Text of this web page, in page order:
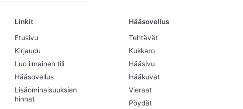
Linkit
Etusivu
Kirjaudu
Luo ilmainen tili
Hääsovellus
Lisäominaisuuksien
hinnat
Hääsovellus
Tehtävät
Kukkaro
Hääsivu
Hääkuvat
Vieraat
Pöydät